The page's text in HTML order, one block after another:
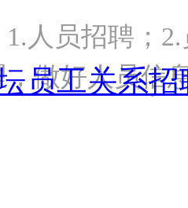
人员招聘；
，做好人员
员工关系招